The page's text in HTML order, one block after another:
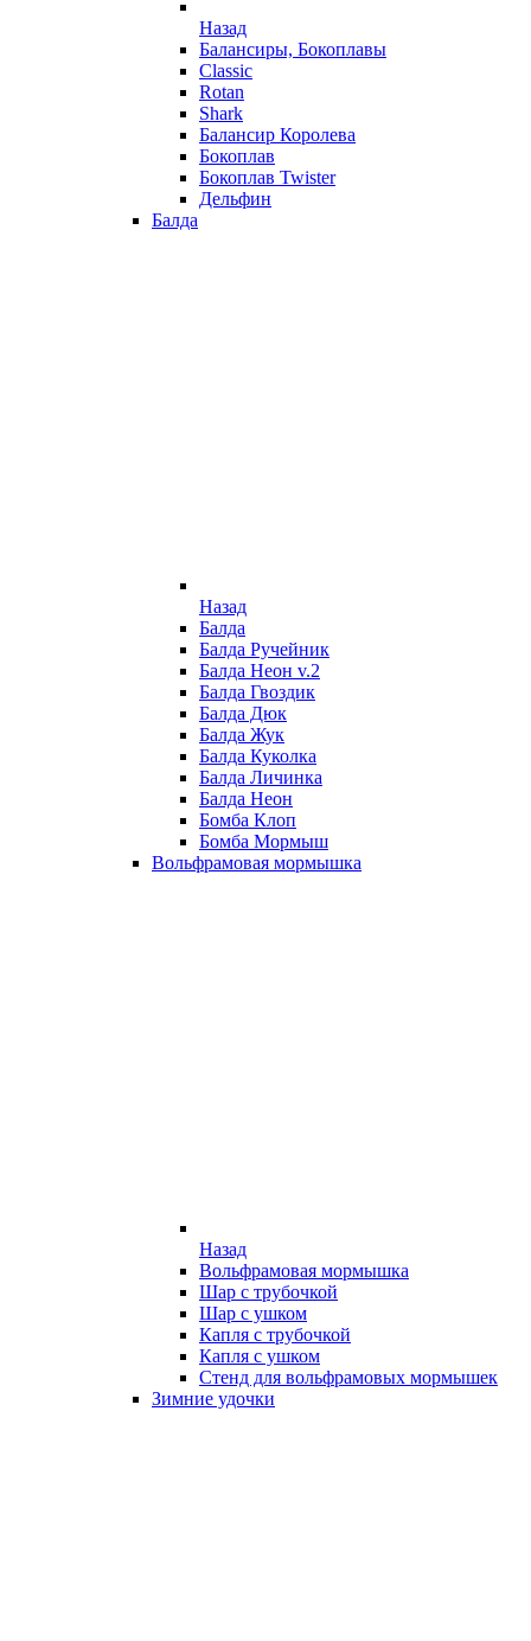
Назад
Балансиры, Бокоплавы
Classic
Rotan
Shark
Балансир Королева
Бокоплав
Бокоплав Twister
Дельфин
Балда
Назад
Балда
Балда Ручейник
Балда Неон v.2
Балда Гвоздик
Балда Дюк
Балда Жук
Балда Куколка
Балда Личинка
Балда Неон
Бомба Клоп
Бомба Мормыш
Вольфрамовая мормышка
Назад
Вольфрамовая мормышка
Шар с трубочкой
Шар с ушком
Капля с трубочкой
Капля с ушком
Стенд для вольфрамовых мормышек
Зимние удочки